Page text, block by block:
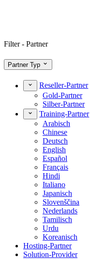
Filter - Partner
Partner Typ
Reseller-Partner
Gold-Partner
Silber-Partner
Training-Partner
Arabisch
Chinese
Deutsch
English
Español
Français
Hindi
Italiano
Japanisch
Slovenščina
Nederlands
Tamilisch
Urdu
Koreanisch
Hosting-Partner
Solution-Provider